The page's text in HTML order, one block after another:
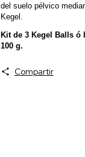
del suelo pélvico
Kegel.
Kit de 3 Kegel Balls ó
100 g.
Compartir